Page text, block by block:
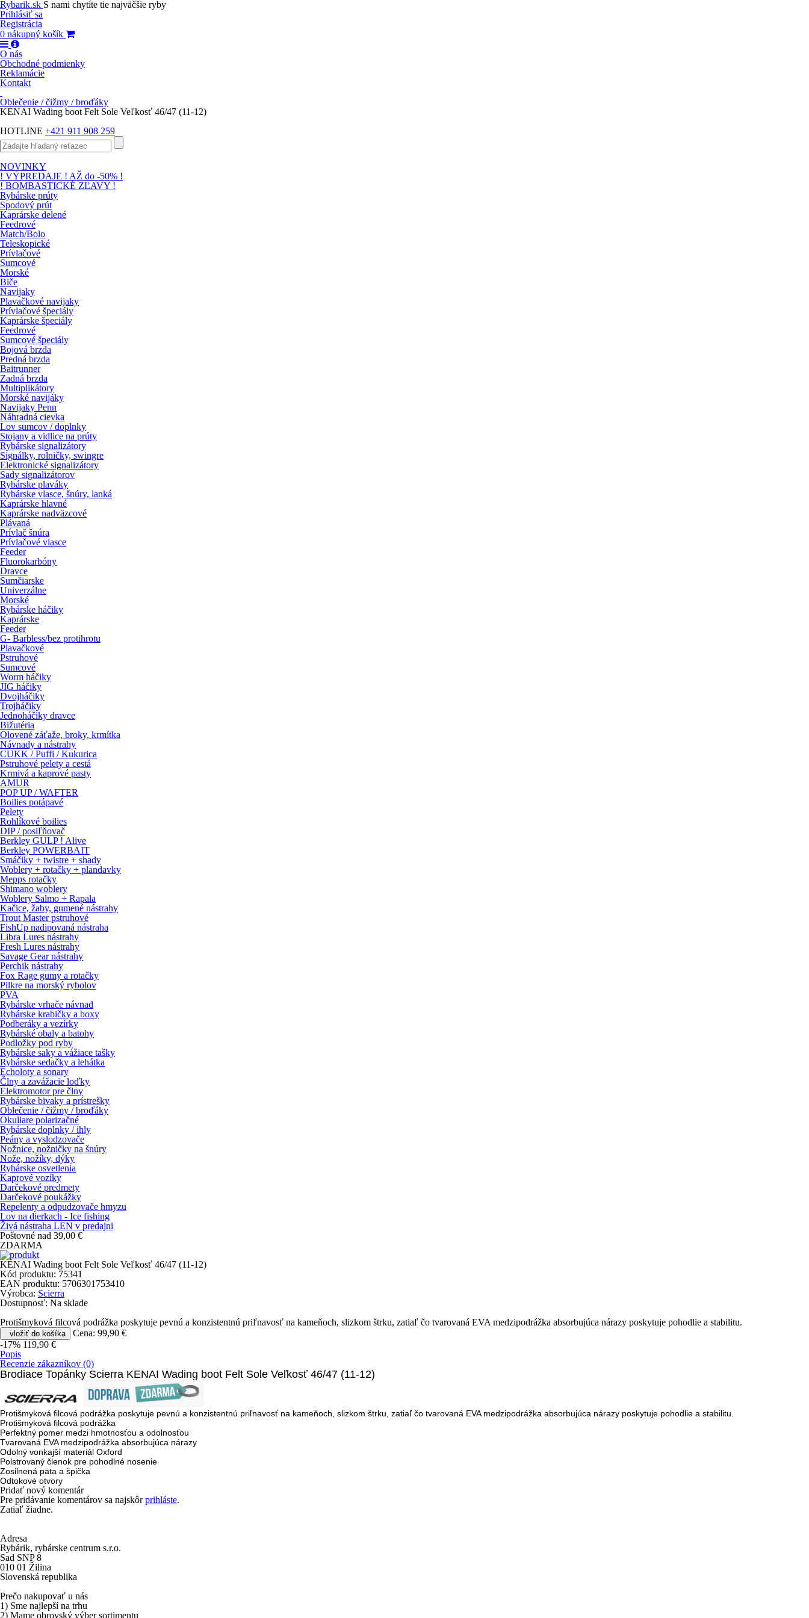
Rybarik.sk S nami chytíte tie najväčšie ryby
Prihlásiť sa
Registrácia
0 nákupný košík
O nás
Obchodné podmienky
Reklamácie
Kontakt
Oblečenie / čižmy / broďáky
KENAI Wading boot Felt Sole Veľkosť 46/47 (11-12)
HOTLINE +421 911 908 259
NOVINKY
! VÝPREDAJE ! AŽ do -50% !
! BOMBASTICKÉ ZĽAVY !
Rybárske prúty
Spodový prút
Kaprárske delené
Feedrové
Match/Bolo
Teleskopické
Prívlačové
Sumcové
Morské
Biče
Navijaky
Plavačkové navijaky
Prívlačové špeciály
Kaprárske špeciály
Feedrové
Sumcové špeciály
Bojová brzda
Predná brzda
Baitrunner
Zadná brzda
Multiplikátory
Morské navijáky
Navijaky Penn
Náhradná cievka
Lov sumcov / doplnky
Stojany a vidlice na prúty
Rybárske signalizátory
Signálky, rolničky, swingre
Elektronické signalizátory
Sady signalizátorov
Rybárske plaváky
Rybárske vlasce, šnúry, lanká
Kaprárske hlavné
Kaprárske nadväzcové
Plávaná
Prívlač šnúra
Prívlačové vlasce
Feeder
Fluorokarbóny
Dravce
Sumčiarske
Univerzálne
Morské
Rybárske háčiky
Kaprárske
Feeder
G- Barbless/bez protihrotu
Plavačkové
Pstruhové
Sumcové
Worm háčiky
JIG háčiky
Dvojháčiky
Trojháčiky
Jednoháčiky dravce
Bižutéria
Olovené záťaže, broky, krmítka
Návnady a nástrahy
CUKK / Puffi / Kukurica
Pstruhové pelety a cestá
Krmivá a kaprové pasty
AMUR
POP UP / WAFTER
Boilies potápavé
Pelety
Rohlíkové boilies
DIP / posiľňovač
Berkley GULP ! Alive
Berkley POWERBAIT
Smáčiky + twistre + shady
Woblery + rotačky + plandavky
Mepps rotačky
Shimano woblery
Woblery Salmo + Rapala
Kačice, žaby, gumené nástrahy
Trout Master pstruhové
FishUp nadipovaná nástraha
Libra Lures nástrahy
Fresh Lures nástrahy
Savage Gear nástrahy
Perchik nástrahy
Fox Rage gumy a rotačky
Pilkre na morský rybolov
PVA
Rybárske vrhače návnad
Rybárske krabičky a boxy
Podberáky a vezírky
Rybárské obaly a batohy
Podložky pod ryby
Rybárske saky a vážiace tašky
Rybárske sedačky a lehátka
Echoloty a sonary
Člny a zavážacie loďky
Elektromotor pre člny
Rybárske bivaky a prístrešky
Oblečenie / čižmy / broďáky
Okuliare polarizačné
Rybárske doplnky / ihly
Peány a vyslodzovače
Nožnice, nožničky na šnúry
Nože, nožíky, dýky
Rybárske osvetlenia
Kaprové vozíky
Darčekové predmety
Darčekové poukážky
Repelenty a odpudzovače hmyzu
Lov na dierkach - Ice fishing
Živá nástraha LEN v predajni
Poštovné nad 39,00 €
ZDARMA
KENAI Wading boot Felt Sole Veľkosť 46/47 (11-12)
Kód produktu: 75341
EAN produktu: 5706301753410
Výrobca: Scierra
Dostupnosť: Na sklade
Protišmyková filcová podrážka poskytuje pevnú a konzistentnú priľnavosť na kameňoch, slizkom štrku, zatiaľ čo tvarovaná EVA medzipodrážka absorbujúca nárazy poskytuje pohodlie a stabilitu.
vložiť do košíka Cena: 99,90 €
-17% 119,90 €
Popis
Recenzie zákazníkov (0)
Brodiace Topánky Scierra KENAI Wading boot Felt Sole Veľkosť 46/47 (11-12)
Protišmyková filcová podrážka poskytuje pevnú a konzistentnú priľnavosť na kameňoch, slizkom štrku, zatiaľ čo tvarovaná EVA medzipodrážka absorbujúca nárazy poskytuje pohodlie a stabilitu.
Protišmyková filcová podrážka
Perfektný pomer medzi hmotnosťou a odolnosťou
Tvarovaná EVA medzipodrážka absorbujúca nárazy
Odolný vonkajší materiál Oxford
Polstrovaný členok pre pohodlné nosenie
Zosilnená päta a špička
Odtokové otvory
Pridať nový komentár
Pre pridávanie komentárov sa najskôrprihláste.
Zatiaľ žiadne.
Adresa
Rybárik, rybárske centrum s.r.o.
Sad SNP 8
010 01 Žilina
Slovenská republika
Prečo nakupovať u nás
1) Sme najlepší na trhu
2) Mame obrovský výber sortimentu